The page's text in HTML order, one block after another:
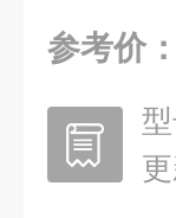
参考价：
型